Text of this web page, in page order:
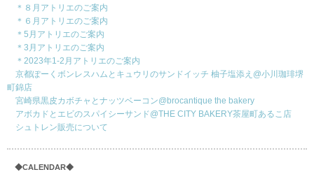
＊８月アトリエのご案内
＊６月アトリエのご案内
＊5月アトリエのご案内
＊3月アトリエのご案内
＊2023年1-2月アトリエのご案内
京都ぽーくボンレスハムとキュウリのサンドイッチ 柚子塩添え@小川珈琲堺
町錦店
宮崎県黒皮カボチャとナッツベーコン@brocantique the bakery
アボカドとエビのスパイシーサンド@THE CITY BAKERY茶屋町あるこ店
シュトレン販売について
◆CALENDAR◆